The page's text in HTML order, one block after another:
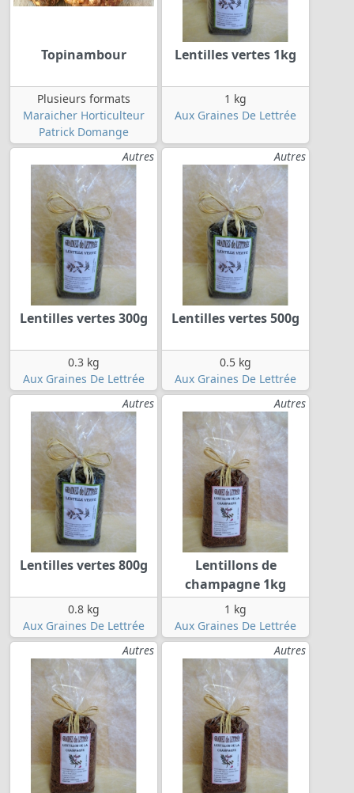
Topinambour
Plusieurs formats
Maraicher Horticulteur
Patrick Domange
Lentilles vertes 1kg
1 kg
Aux Graines De Lettrée
Autres
Lentilles vertes 300g
0.3 kg
Aux Graines De Lettrée
Autres
Lentilles vertes 500g
0.5 kg
Aux Graines De Lettrée
Autres
Lentilles vertes 800g
0.8 kg
Aux Graines De Lettrée
Autres
Lentillons de
champagne 1kg
1 kg
Aux Graines De Lettrée
Autres
Autres